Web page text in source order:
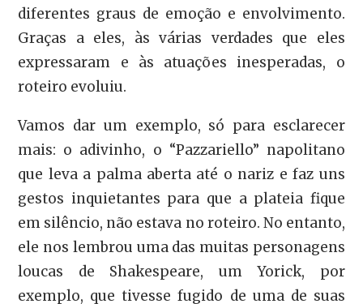
diferentes graus de emoção e envolvimento.
Graças a eles, às várias verdades que eles
expressaram e às atuações inesperadas, o
roteiro evoluiu.
Vamos dar um exemplo, só para esclarecer
mais: o adivinho, o “Pazzariello” napolitano
que leva a palma aberta até o nariz e faz uns
gestos inquietantes para que a plateia fique
em silêncio, não estava no roteiro. No entanto,
ele nos lembrou uma das muitas personagens
loucas de Shakespeare, um Yorick, por
exemplo, que tivesse fugido de uma de suas